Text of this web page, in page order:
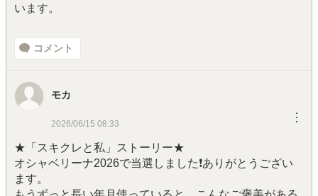
います。
コメント
モカ
2026/06/15 08:33 ︙
★「スキクレと私」ストーリー★
オシャベリーナ2026で当選しました❗ありがとうござい
ます。